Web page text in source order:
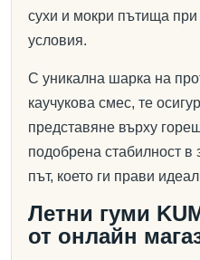
сухи и мокри пътища
условия.
С уникална шарка на
каучукова смес, те
представяне върху
подобрена стабилност в
път, което ги прави
Летни гуми
от онлайн